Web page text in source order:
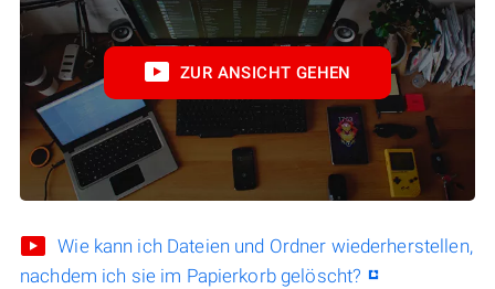
ZUR ANSICHT GEHEN
Wie kann ich Dateien und Ordner wiederherstellen,
nachdem ich sie im Papierkorb gelöscht?